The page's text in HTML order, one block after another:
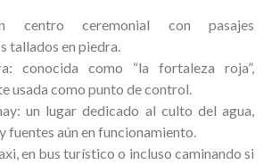
centro ceremonial con pasajes
tallados en piedra.
conocida como “la fortaleza roja”,
usada como punto de control.
un lugar dedicado al culto del agua,
fuentes aún en funcionamiento.
en bus turístico o incluso caminando si